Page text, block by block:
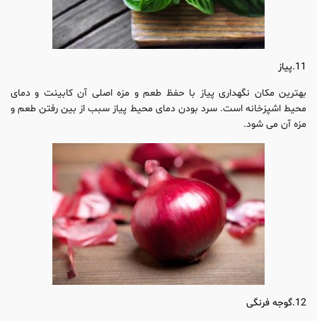
11.پیاز
بهترین مکان نگهداری پیاز با حفظ طعم و مزه اصلی آن کابینت و دمای
محیط اشپزخانه است. سرد بودن دمای محیط پیاز سبب از بین رفتن طعم و
مزه آن می شود.
12.گوجه فرنگی